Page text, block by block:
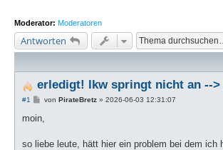
Moderator: Moderatoren
Antworten
erledigt! lkw springt nicht an --
#1
B
i
t
a
von PirateBretz» 2026-06-03 12:31:07
moin,
so liebe leute, hätt hier ein problem bei dem ich